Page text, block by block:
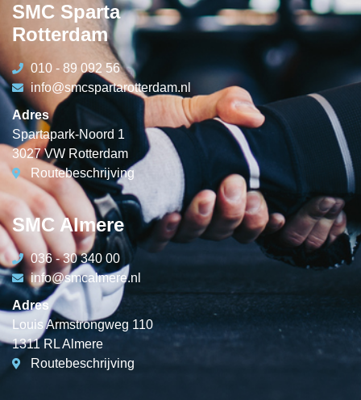
SMC Sparta
Rotterdam
010 - 89 092 56
info@smcspartarotterdam.nl
Adres
Spartapark-Noord 1
3027 VW Rotterdam
Routebeschrijving
SMC Almere
036 - 30 340 00
info@smcalmere.nl
Adres
Louis Armstrongweg 110
1311 RL Almere
Routebeschrijving